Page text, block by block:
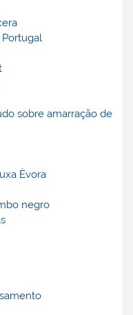
sobre amarração de
Èvora
negro